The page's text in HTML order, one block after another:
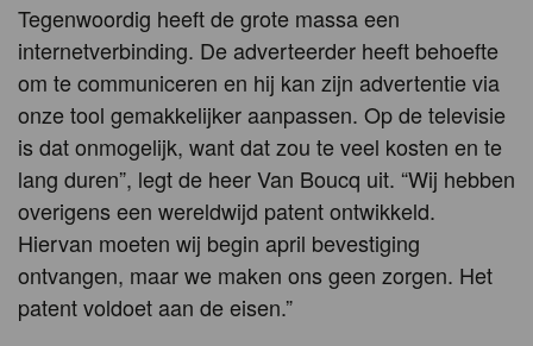
Tegenwoordig heeft de grote massa een
internetverbinding. De adverteerder heeft behoefte
om te communiceren en hij kan zijn advertentie via
onze tool gemakkelijker aanpassen. Op de televisie
is dat onmogelijk, want dat zou te veel kosten en te
lang duren”, legt de heer Van Boucq uit. “Wij hebben
overigens een wereldwijd patent ontwikkeld.
Hiervan moeten wij begin april bevestiging
ontvangen, maar we maken ons geen zorgen. Het
patent voldoet aan de eisen.”